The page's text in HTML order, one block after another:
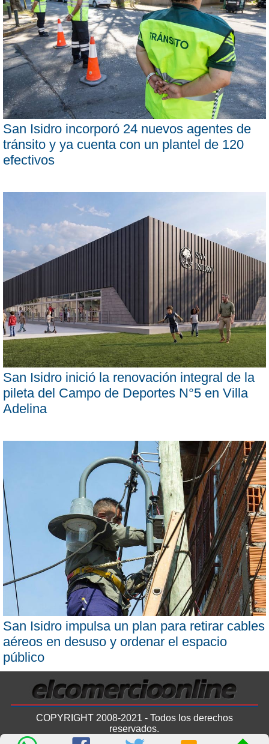
San Isidro incorporó 24 nuevos agentes de
tránsito y ya cuenta con un plantel de 120
efectivos
San Isidro inició la renovación integral de la
pileta del Campo de Deportes N°5 en Villa
Adelina
San Isidro impulsa un plan para retirar cables
aéreos en desuso y ordenar el espacio
público
COPYRIGHT 2008-2021 - Todos los derechos
reservados.